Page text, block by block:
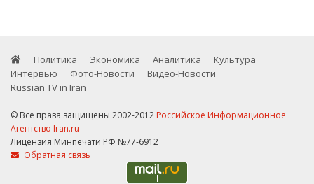
Политика Экономика Аналитика
Культура
Интервью
Фото-Новости
Видео-Новости
Russian TV in Iran
© Все права защищены 2002-2012 Российское Информационное
Агентство Iran.ru
Лицензия Минпечати РФ №77-6912
Обратная связь